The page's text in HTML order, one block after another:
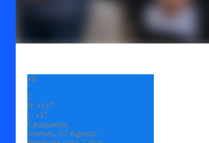
+8
°
C
H: +11°
L: +3°
Cauquenes
Viernes, 07 Agosto